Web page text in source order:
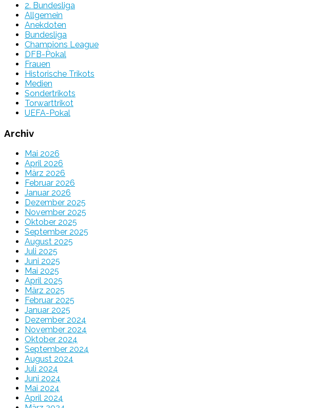
2. Bundesliga
Allgemein
Anekdoten
Bundesliga
Champions League
DFB-Pokal
Frauen
Historische Trikots
Medien
Sondertrikots
Torwarttrikot
UEFA-Pokal
Archiv
Mai 2026
April 2026
März 2026
Februar 2026
Januar 2026
Dezember 2025
November 2025
Oktober 2025
September 2025
August 2025
Juli 2025
Juni 2025
Mai 2025
April 2025
März 2025
Februar 2025
Januar 2025
Dezember 2024
November 2024
Oktober 2024
September 2024
August 2024
Juli 2024
Juni 2024
Mai 2024
April 2024